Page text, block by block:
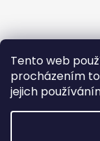
Tento web
procházením
jejich